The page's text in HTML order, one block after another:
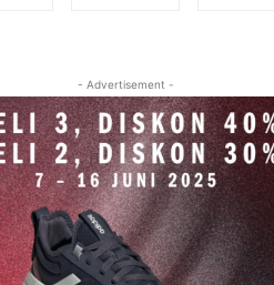
- Advertisement -